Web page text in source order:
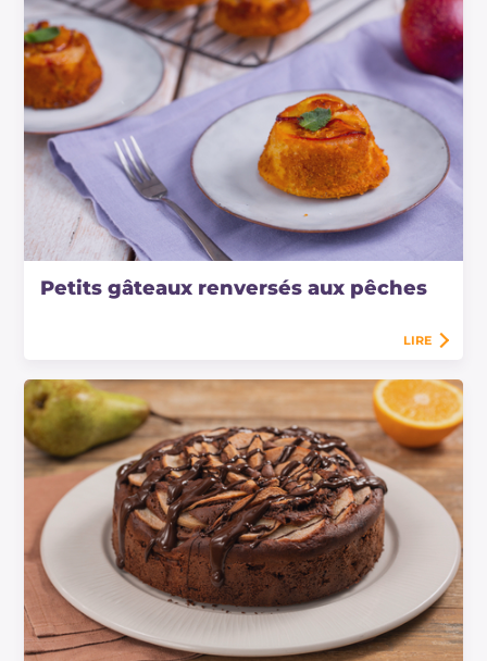
Petits gâteaux renversés aux pêches
LIRE